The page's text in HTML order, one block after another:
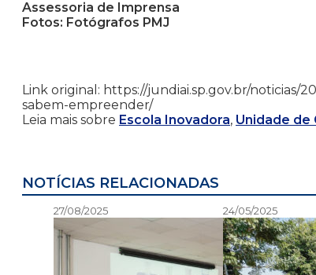
Assessoria de Imprensa
Fotos: Fotógrafos PMJ
Link original: https://jundiai.sp.gov.br/noticias/
sabem-empreender/
Leia mais sobre Escola Inovadora, Unidade de
NOTÍCIAS RELACIONADAS
27/08/2025 24/05/2025